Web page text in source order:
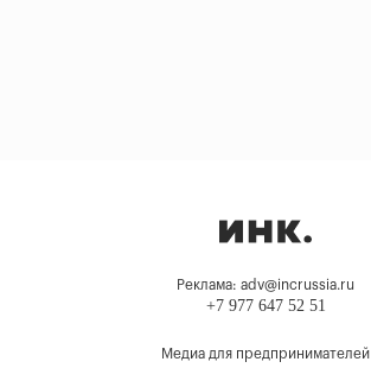
Реклама: adv@incrussia.ru
+7 977 647 52 51
Медиа для предпринимателей